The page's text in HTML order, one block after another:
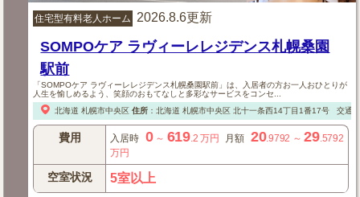
住宅型有料老人ホーム 2026.8.6更新
SOMPOケア ラヴィーレレジデンス札幌桑園
駅前
「SOMPOケア ラヴィーレレジデンス札幌桑園駅前」は、入居者の方お一人おひとりが
人生を愉しめるよう、笑顔のおもてなしと多彩なサービスをコンセ...
北海道 札幌市中央区 住所： 北海道 札幌市中央区北十一条西14丁目1番17号 交通
費用 入居時 0～ 619.2 万円 月額 20.9792 ～29.5792
万円
空室状況 5室以上